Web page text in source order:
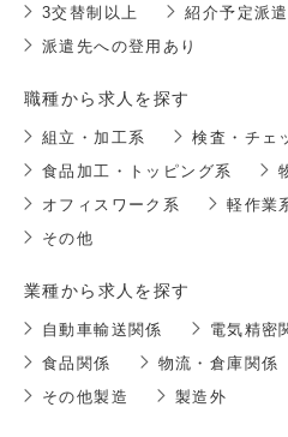
3交替制以上
紹介予定派遣
派遣先への登用あり
職種から求人を探す
組立・加工系 検査・チェ
食品加工・トッピング系
オフィスワーク系
軽作業
その他
業種から求人を探す
自動車輸送関係 電気精密
食品関係
物流・倉庫関係
その他製造
製造外